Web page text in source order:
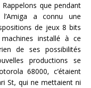
que pendant
l’Amiga a connu une
de jeux 8 bits
installé à ce
de ses possibilités
productions se
68000, c’étaient
St, qui ne mettaient ni